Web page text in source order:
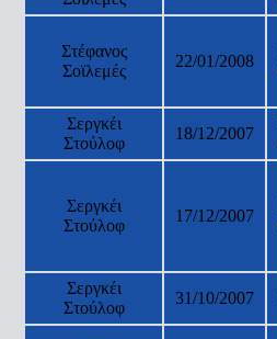
Στέφανος
Σοϊλεμές
22/01/2008
Σεργκέι
Στούλοφ
18/12/2007
Σεργκέι
Στούλοφ
17/12/2007
Σεργκέι
Στούλοφ
31/10/2007